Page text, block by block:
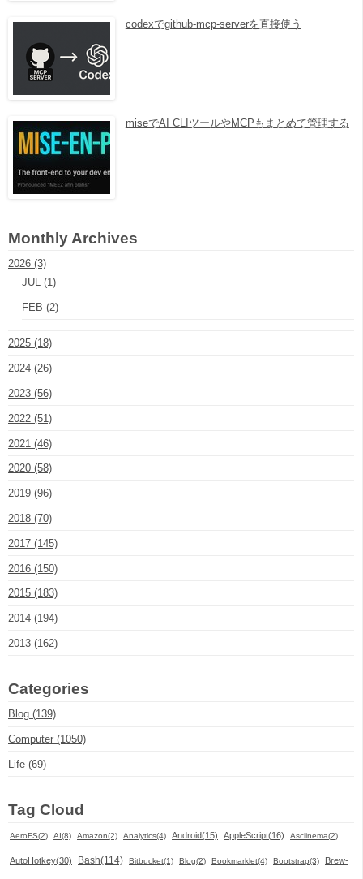
codexでgithub-mcp-serverを直接使う
miseでAI CLIツールやMCPもまとめて管理する
Monthly Archives
2026 (3)
JUL (1)
FEB (2)
2025 (18)
2024 (26)
2023 (56)
2022 (51)
2021 (46)
2020 (58)
2019 (96)
2018 (70)
2017 (145)
2016 (150)
2015 (183)
2014 (194)
2013 (162)
Categories
Blog (139)
Computer (1050)
Life (69)
Tag Cloud
AeroFS(2) AI(8) Amazon(2) Analytics(4) Android(15) AppleScript(16) Asciinema(2)
AutoHotkey(30) Bash(114) Bitbucket(1) Blog(2) Bookmarklet(4) Bootstrap(3) Brew-